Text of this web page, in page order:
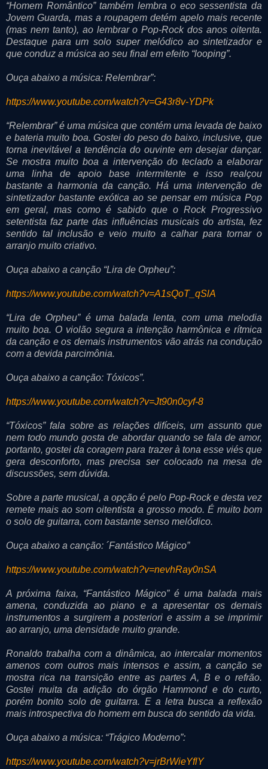
“Homem Romântico” também lembra o eco sessentista da
Jovem Guarda, mas a roupagem detém apelo mais recente
(mas nem tanto), ao lembrar o Pop-Rock dos anos oitenta.
Destaque para um solo super melódico ao sintetizador e
que conduz a música ao seu final em efeito “looping”.
Ouça abaixo a música: Relembrar”:
https://www.youtube.com/watch?v=G43r8v-YDPk
“Relembrar” é uma música que contém uma levada de baixo
e bateria muito boa. Gostei do peso do baixo, inclusive, que
torna inevitável a tendência do ouvinte em desejar dançar.
Se mostra muito boa a intervenção do teclado a elaborar
uma linha de apoio base intermitente e isso realçou
bastante a harmonia da canção. Há uma intervenção de
sintetizador bastante exótica ao se pensar em música Pop
em geral, mas como é sabido que o Rock Progressivo
setentista faz parte das influências musicais do artista, fez
sentido tal inclusão e veio muito a calhar para tornar o
arranjo muito criativo.
Ouça abaixo a canção “Lira de Orpheu”:
https://www.youtube.com/watch?v=A1sQoT_qSlA
“Lira de Orpheu” é uma balada lenta, com uma melodia
muito boa. O violão segura a intenção harmônica e rítmica
da canção e os demais instrumentos vão atrás na condução
com a devida parcimônia.
Ouça abaixo a canção: Tóxicos”.
https://www.youtube.com/watch?v=Jt90n0cyf-8
“Tóxicos” fala sobre as relações difíceis, um assunto que
nem todo mundo gosta de abordar quando se fala de amor,
portanto, gostei da coragem para trazer à tona esse viés que
gera desconforto, mas precisa ser colocado na mesa de
discussões, sem dúvida.
Sobre a parte musical, a opção é pelo Pop-Rock e desta vez
remete mais ao som oitentista a grosso modo. É muito bom
o solo de guitarra, com bastante senso melódico.
Ouça abaixo a canção: ´Fantástico Mágico”
https://www.youtube.com/watch?v=nevhRay0nSA
A próxima faixa, “Fantástico Mágico” é uma balada mais
amena, conduzida ao piano e a apresentar os demais
instrumentos a surgirem a posteriori e assim a se imprimir
ao arranjo, uma densidade muito grande.
Ronaldo trabalha com a dinâmica, ao intercalar momentos
amenos com outros mais intensos e assim, a canção se
mostra rica na transição entre as partes A, B e o refrão.
Gostei muita da adição do órgão Hammond e do curto,
porém bonito solo de guitarra. E a letra busca a reflexão
mais introspectiva do homem em busca do sentido da vida.
Ouça abaixo a música: “Trágico Moderno”:
https://www.youtube.com/watch?v=jrBrWieYflY